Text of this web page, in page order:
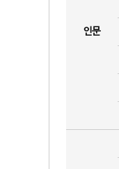
인문